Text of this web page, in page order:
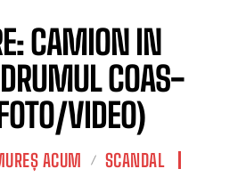
CAMION IN
COAS-
VIDEO)
ACUM SCANDAL